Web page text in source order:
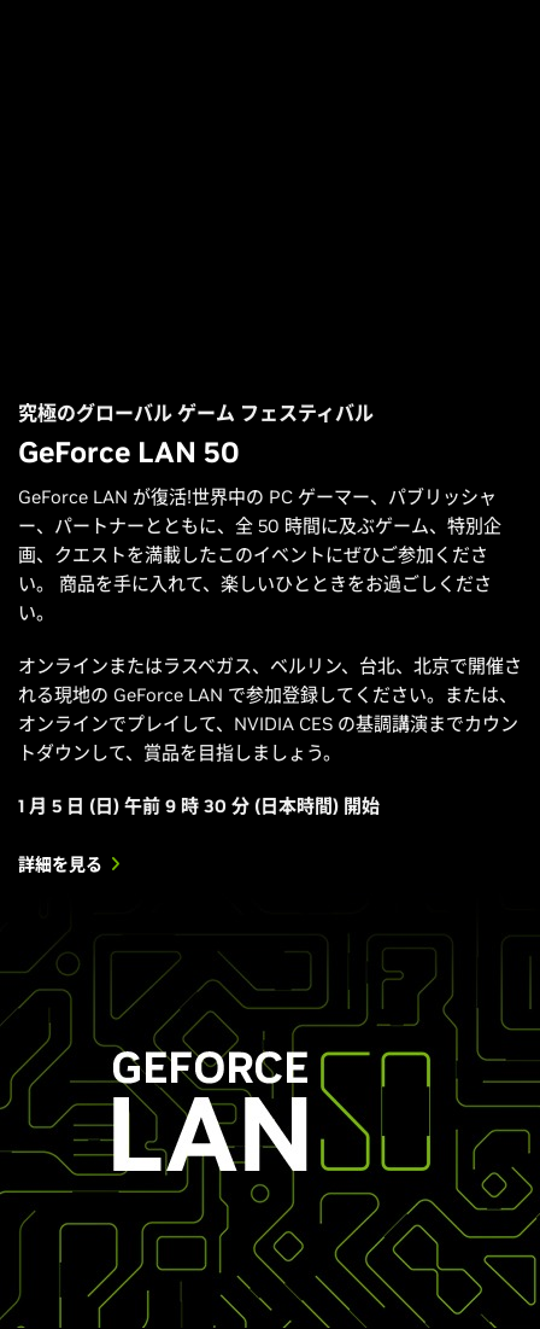
究極のグローバル ゲーム フェスティバル
GeForce LAN 50
GeForce LAN が復活!世界中の PC ゲーマー、パブリッシャ
ー、パートナーとともに、全 50 時間に及ぶゲーム、特別企
画、クエストを満載したこのイベントにぜひご参加くださ
い。 商品を手に入れて、楽しいひとときをお過ごしくださ
い。
オンラインまたはラスベガス、ベルリン、台北、北京で開催さ
れる現地の GeForce LAN で参加登録してください。または、
オンラインでプレイして、NVIDIA CES の基調講演までカウン
トダウンして、賞品を目指しましょう。
1 月 5 日 (日) 午前 9 時 30 分 (日本時間) 開始
詳細を見る